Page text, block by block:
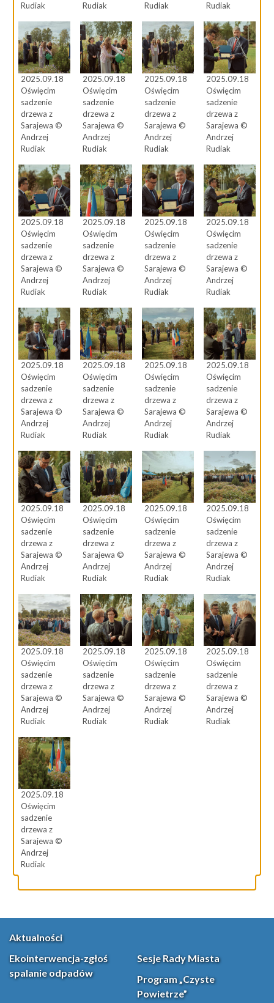
Rudiak
Rudiak
Rudiak
Rudiak
2025.09.18
Oświęcim
sadzenie
drzewa z
Sarajewa ©
Andrzej
Rudiak
2025.09.18
Oświęcim
sadzenie
drzewa z
Sarajewa ©
Andrzej
Rudiak
2025.09.18
Oświęcim
sadzenie
drzewa z
Sarajewa ©
Andrzej
Rudiak
2025.09.18
Oświęcim
sadzenie
drzewa z
Sarajewa ©
Andrzej
Rudiak
2025.09.18
Oświęcim
sadzenie
drzewa z
Sarajewa ©
Andrzej
Rudiak
2025.09.18
Oświęcim
sadzenie
drzewa z
Sarajewa ©
Andrzej
Rudiak
2025.09.18
Oświęcim
sadzenie
drzewa z
Sarajewa ©
Andrzej
Rudiak
2025.09.18
Oświęcim
sadzenie
drzewa z
Sarajewa ©
Andrzej
Rudiak
2025.09.18
Oświęcim
sadzenie
drzewa z
Sarajewa ©
Andrzej
Rudiak
2025.09.18
Oświęcim
sadzenie
drzewa z
Sarajewa ©
Andrzej
Rudiak
2025.09.18
Oświęcim
sadzenie
drzewa z
Sarajewa ©
Andrzej
Rudiak
2025.09.18
Oświęcim
sadzenie
drzewa z
Sarajewa ©
Andrzej
Rudiak
2025.09.18
Oświęcim
sadzenie
drzewa z
Sarajewa ©
Andrzej
Rudiak
2025.09.18
Oświęcim
sadzenie
drzewa z
Sarajewa ©
Andrzej
Rudiak
2025.09.18
Oświęcim
sadzenie
drzewa z
Sarajewa ©
Andrzej
Rudiak
2025.09.18
Oświęcim
sadzenie
drzewa z
Sarajewa ©
Andrzej
Rudiak
2025.09.18
Oświęcim
sadzenie
drzewa z
Sarajewa ©
Andrzej
Rudiak
2025.09.18
Oświęcim
sadzenie
drzewa z
Sarajewa ©
Andrzej
Rudiak
2025.09.18
Oświęcim
sadzenie
drzewa z
Sarajewa ©
Andrzej
Rudiak
2025.09.18
Oświęcim
sadzenie
drzewa z
Sarajewa ©
Andrzej
Rudiak
2025.09.18
Oświęcim
sadzenie
drzewa z
Sarajewa ©
Andrzej
Rudiak
Aktualności
Ekointerwencja-zgłoś
spalanie odpadów
Sesje Rady Miasta
Program „Czyste
Powietrze”